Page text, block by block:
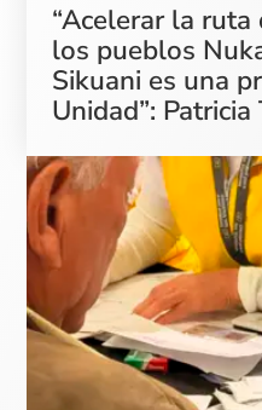
“Acelerar la ruta
los pueblos
Sikuani es una
Unidad”: